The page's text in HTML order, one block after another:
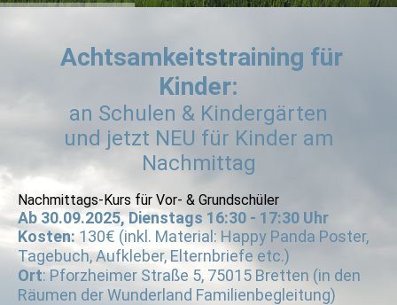
Achtsamkeitstraining für
Kinder:
an Schulen & Kindergärten
und jetzt NEU für Kinder am
Nachmittag
Nachmittags-Kurs für Vor- & Grundschüler
Ab 30.09.2025, Dienstags 16:30 - 17:30 Uhr
Kosten: 130€ (inkl. Material: Happy Panda Poster,
Tagebuch, Aufkleber, Elternbriefe etc.)
Ort: Pforzheimer Straße 5, 75015 Bretten (in den
Räumen der Wunderland Familienbegleitung)